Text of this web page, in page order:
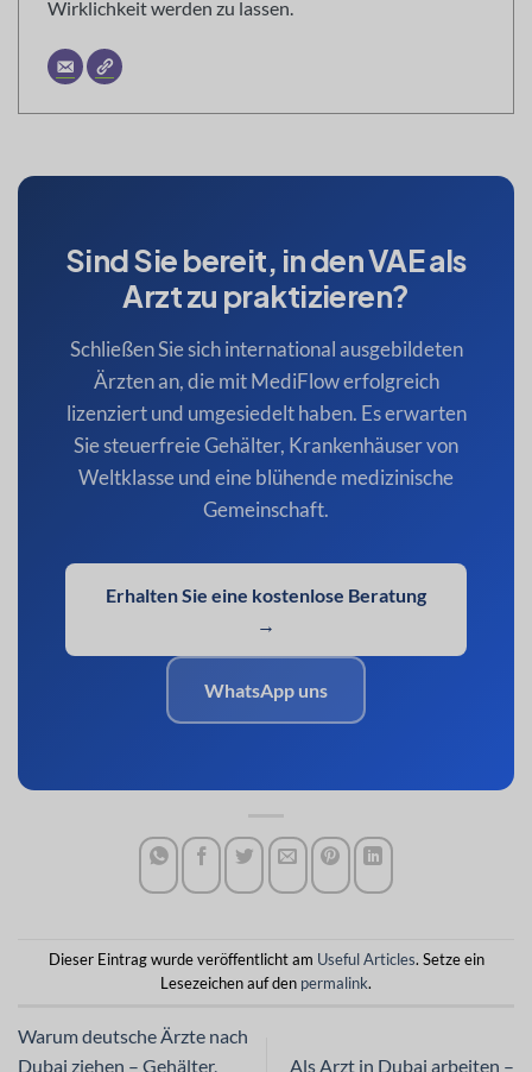
Wirklichkeit werden zu lassen.
Sind Sie bereit, in den VAE als
Arzt zu praktizieren?
Schließen Sie sich international ausgebildeten
Ärzten an, die mit MediFlow erfolgreich
lizenziert und umgesiedelt haben. Es erwarten
Sie steuerfreie Gehälter, Krankenhäuser von
Weltklasse und eine blühende medizinische
Gemeinschaft.
Erhalten Sie eine kostenlose Beratung
→
WhatsApp uns
Dieser Eintrag wurde veröffentlicht am Useful Articles. Setze ein
Lesezeichen auf den permalink.
Warum deutsche Ärzte nach
Dubai ziehen – Gehälter,
Als Arzt in Dubai arbeiten –